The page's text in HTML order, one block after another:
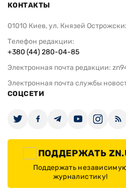
КОНТАКТЫ
01010 Киев, ул. Князей
Телефон редакции:
+380 (44) 280-04-85
Электронная почта редакции:
Электронная почта службы
СОЦСЕТИ
ПОДДЕРЖАТЬ
Поддержать
журналистику!